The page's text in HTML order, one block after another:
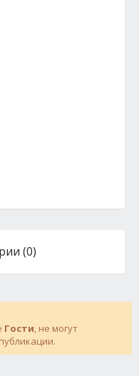
(0)
Гости, не могут